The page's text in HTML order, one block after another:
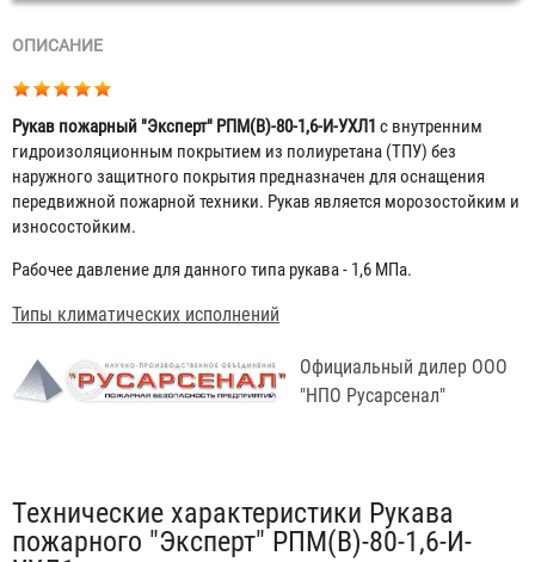
ОПИСАНИЕ
Рукав пожарный "Эксперт" РПМ(В)-80-1,6-И-УХЛ1 с внутренним
гидроизоляционным покрытием из полиуретана (ТПУ) без
наружного защитного покрытия предназначен для оснащения
передвижной пожарной техники. Рукав является морозостойким и
износостойким.
Рабочее давление для данного типа рукава - 1,6 МПа.
Типы климатических исполнений
Официальный дилер ООО
"НПО Русарсенал"
Табы
Технические характеристики Рукава
пожарного "Эксперт" РПМ(В)-80-1,6-И-